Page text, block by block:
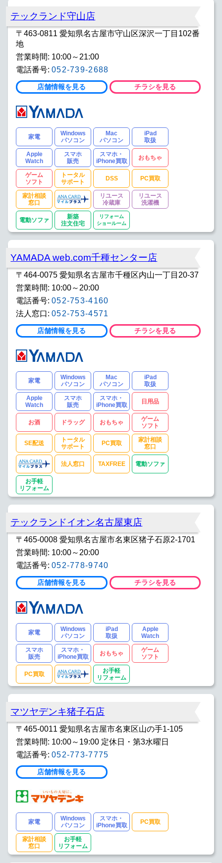
テックランド守山店
〒463-0811 愛知県名古屋市守山区深沢一丁目102番
地
営業時間: 10:00～21:00
電話番号: 052-739-2688
店舗情報を見る チラシを見る
家電
Windows
パソコン
Mac
パソコン
iPad
取扱
Apple
Watch
スマホ
販売
スマホ・
iPhone買取
おもちゃ
ゲーム
ソフト
トータル
サポート
DSS PC買取
家計相談
窓口
リユース
冷蔵庫
リユース
洗濯機
電動ソファ
新築
注文住宅
リフォーム
ショールーム
YAMADA web.com千種センター店
〒464-0075 愛知県名古屋市千種区内山一丁目20-37
営業時間: 10:00～20:00
電話番号: 052-753-4160
法人窓口: 052-753-4571
店舗情報を見る チラシを見る
家電
Windows
パソコン
Mac
パソコン
iPad
取扱
Apple
Watch
スマホ
販売
スマホ・
iPhone買取
日用品
お酒 ドラッグ おもちゃ
ゲーム
ソフト
SE配送
トータル
サポート
PC買取
家計相談
窓口
法人窓口 TAXFREE 電動ソファ
お手軽
リフォーム
テックランドイオン名古屋東店
〒465-0008 愛知県名古屋市名東区猪子石原2-1701
営業時間: 10:00～20:00
電話番号: 052-778-9740
店舗情報を見る チラシを見る
家電
Windows
パソコン
iPad
取扱
Apple
Watch
スマホ
販売
スマホ・
iPhone買取
おもちゃ
ゲーム
ソフト
PC買取
お手軽
リフォーム
マツヤデンキ猪子石店
〒465-0011 愛知県名古屋市名東区山の手1-105
営業時間: 10:00～19:00 定休日・第3水曜日
電話番号: 052-773-7775
店舗情報を見る
家電
Windows
パソコン
スマホ・
iPhone買取
PC買取
家計相談
窓口
お手軽
リフォーム